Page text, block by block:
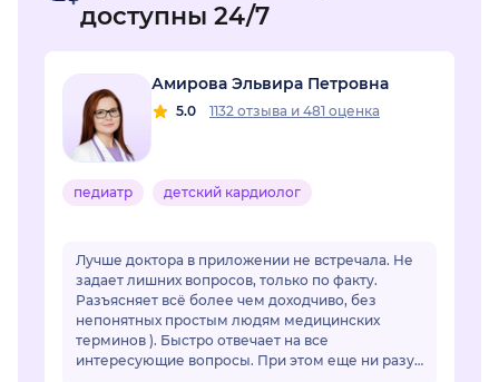
доступны 24/7
Амирова Эльвира Петровна
5.0 1132 отзыва и 481 оценка
педиатр детский кардиолог
Лучше доктора в приложении не встречала. Не
задает лишних вопросов, только по факту.
Разъясняет всё более чем доходчиво, без
непонятных простым людям медицинских
терминов ). Быстро отвечает на все
интересующие вопросы. При этом еще ни разу